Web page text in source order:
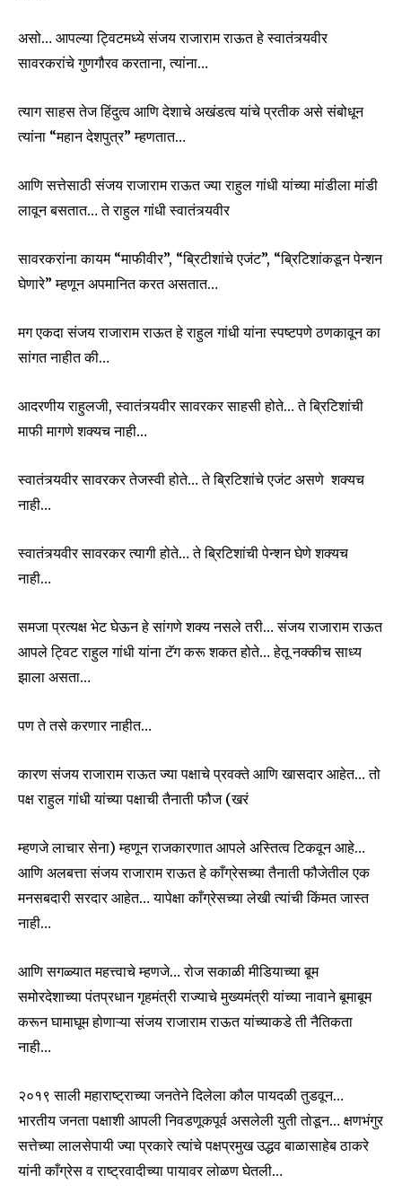
Join our community of
SUBSCRIBERS and be part of the
conversation.
or click the subscribe button below. Don't worry, we respect
SUBSCRIBE
I've read and accept the
6,300
Fans
32,111
Followers
75
Followers
असो… आपल्या ट्विटमध्ये संजय राजाराम राऊत हे स्वातंत्र्यवीर
सावरकरांचे गुणगौरव करताना, त्यांना…
त्याग साहस तेज हिंदुत्व आणि देशाचे अखंडत्व यांचे प्रतीक असे संबोधून
त्यांना “महान देशपुत्र” म्हणतात…
आणि सत्तेसाठी संजय राजाराम राऊत ज्या राहुल गांधी यांच्या मांडीला मांडी
लावून बसतात… ते राहुल गांधी स्वातंत्र्यवीर
सावरकरांना कायम “माफीवीर”, “ब्रिटीशांचे एजंट”, “ब्रिटिशांकडून पेन्शन
घेणारे” म्हणून अपमानित करत असतात…
मग एकदा संजय राजाराम राऊत हे राहुल गांधी यांना स्पष्टपणे ठणकावून का
सांगत नाहीत की…
आदरणीय राहुलजी, स्वातंत्र्यवीर सावरकर साहसी होते… ते ब्रिटिशांची
माफी मागणे शक्यच नाही…
स्वातंत्र्यवीर सावरकर तेजस्वी होते… ते ब्रिटिशांचे एजंट असणे शक्यच
नाही…
स्वातंत्र्यवीर सावरकर त्यागी होते… ते ब्रिटिशांची पेन्शन घेणे शक्यच
नाही…
समजा प्रत्यक्ष भेट घेऊन हे सांगणे शक्य नसले तरी… संजय राजाराम राऊत
आपले ट्विट राहुल गांधी यांना टॅग करू शकत होते… हेतू नक्कीच साध्य
झाला असता…
पण ते तसे करणार नाहीत…
कारण संजय राजाराम राऊत ज्या पक्षाचे प्रवक्ते आणि खासदार आहेत… तो
पक्ष राहुल गांधी यांच्या पक्षाची तैनाती फौज (खरं
म्हणजे लाचार सेना) म्हणून राजकारणात आपले अस्तित्व टिकवून आहे…
आणि अलबत्ता संजय राजाराम राऊत हे काँग्रेसच्या तैनाती फौजेतील एक
मनसबदारी सरदार आहेत… यापेक्षा काँग्रेसच्या लेखी त्यांची किंमत जास्त
नाही…
आणि सगळ्यात महत्त्वाचे म्हणजे… रोज सकाळी मीडियाच्या बूम
समोरदेशाच्या पंतप्रधान गृहमंत्री राज्याचे मुख्यमंत्री यांच्या नावाने बूमाबूम
करून घामाघूम होणाऱ्या संजय राजाराम राऊत यांच्याकडे ती नैतिकता
नाही…
२०१९ साली महाराष्ट्राच्या जनतेने दिलेला कौल पायदळी तुडवून…
भारतीय जनता पक्षाशी आपली निवडणूकपूर्व असलेली युती तोडून… क्षणभंगुर
सत्तेच्या लालसेपायी ज्या प्रकारे त्यांचे पक्षप्रमुख उद्धव बाळासाहेब ठाकरे
यांनी काँग्रेस व राष्ट्रवादीच्या पायावर लोळण घेतली…